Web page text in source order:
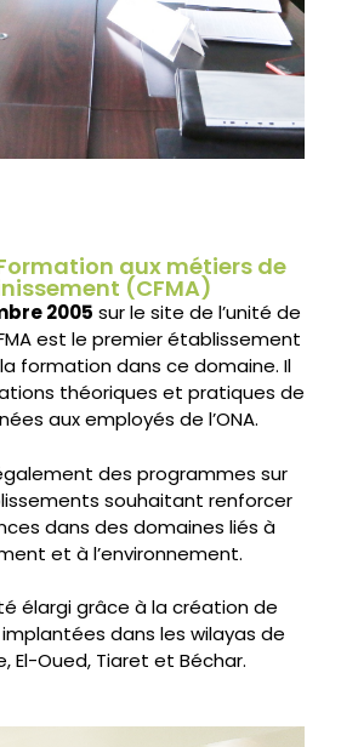
aux métiers de
(CFMA)
2005 sur le site de l’unité de
est le premier établissement
formation dans ce domaine. Il
théoriques et pratiques de
aux employés de l’ONA.
des programmes sur
souhaitant renforcer
dans des domaines liés à
et à l’environnement.
élargi grâce à la création de
dans les wilayas de
El-Oued, Tiaret et Béchar.